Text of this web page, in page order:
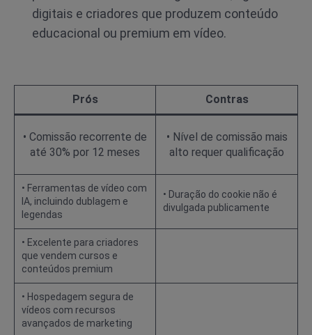
digitais e criadores que produzem conteúdo
educacional ou premium em vídeo.
Prós Contras
• Comissão recorrente de
até 30% por 12 meses
• Nível de comissão mais
alto requer qualificação
• Ferramentas de vídeo com
IA, incluindo dublagem e
legendas
• Duração do cookie não é
divulgada publicamente
• Excelente para criadores
que vendem cursos e
conteúdos premium
• Hospedagem segura de
vídeos com recursos
avançados de marketing